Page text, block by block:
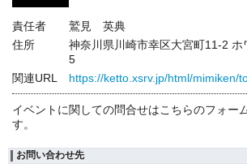
責任者
鷲見 英典
住所
神奈川県川崎市幸区大宮町11-2
5
関連URL
https://ketto.xsrv.jp/html/mimiken/
イベントに関しての問合せはこちらのフォー
す。
お問い合わせ先